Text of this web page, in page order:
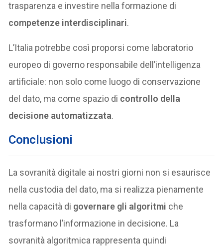
trasparenza e investire nella formazione di
competenze interdisciplinari.
L’Italia potrebbe così proporsi come laboratorio
europeo di governo responsabile dell’intelligenza
artificiale: non solo come luogo di conservazione
del dato, ma come spazio di controllo della
decisione automatizzata.
Conclusioni
La sovranità digitale ai nostri giorni non si esaurisce
nella custodia del dato, ma si realizza pienamente
nella capacità di governare gli algoritmi che
trasformano l’informazione in decisione. La
sovranità algoritmica rappresenta quindi